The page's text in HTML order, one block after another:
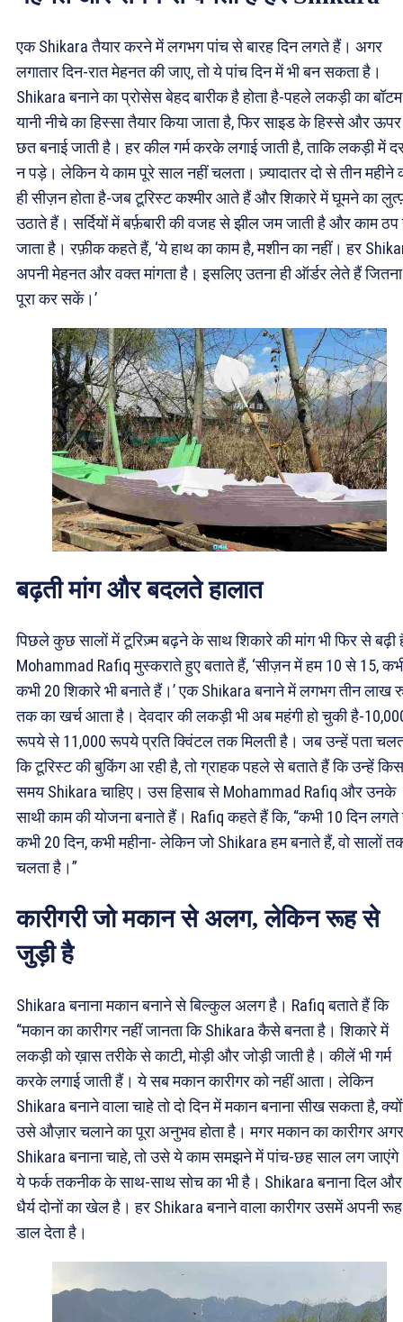
एक Shikara तैयार करने में लगभग पांच से बारह दिन लगते हैं। अगर
लगातार दिन-रात मेहनत की जाए, तो ये पांच दिन में भी बन सकता है।
Shikara बनाने का प्रोसेस बेहद बारीक है होता है-पहले लकड़ी का बॉटम
यानी नीचे का हिस्सा तैयार किया जाता है, फिर साइड के हिस्से और
छत बनाई जाती है। हर कील गर्म करके लगाई जाती है, ताकि लकड़ी में
न पड़े। लेकिन ये काम पूरे साल नहीं चलता। ज़्यादातर दो से तीन महीने
ही सीज़न होता है-जब टूरिस्ट कश्मीर आते हैं और शिकारे में घूमने का
उठाते हैं। सर्दियों में बर्फ़बारी की वजह से झील जम जाती है और काम ठप
जाता है। रफ़ीक कहते हैं, ‘ये हाथ का काम है, मशीन का नहीं। हर
अपनी मेहनत और वक्त मांगता है। इसलिए उतना ही ऑर्डर लेते हैं जितना
पूरा कर सकें।’
बढ़ती मांग और बदलते हालात
पिछले कुछ सालों में टूरिज़्म बढ़ने के साथ शिकारे की मांग भी फिर से बढ़ी
Mohammad Rafiq मुस्कराते हुए बताते हैं, ‘सीज़न में हम 10 से 15,
कभी 20 शिकारे भी बनाते हैं।’ एक Shikara बनाने में लगभग तीन लाख
तक का खर्च आता है। देवदार की लकड़ी भी अब महंगी हो चुकी है-
रूपये से 11,000 रूपये प्रति क्विंटल तक मिलती है। जब उन्हें पता
कि टूरिस्ट की बुकिंग आ रही है, तो ग्राहक पहले से बताते हैं कि उन्हें किस
समय Shikara चाहिए। उस हिसाब से Mohammad Rafiq और उनके
साथी काम की योजना बनाते हैं। Rafiq कहते हैं कि, “कभी 10 दिन लगते
कभी 20 दिन, कभी महीना- लेकिन जो Shikara हम बनाते हैं, वो सालों
चलता है।”
कारीगरी जो मकान से अलग, लेकिन रूह से
जुड़ी है
Shikara बनाना मकान बनाने से बिल्कुल अलग है। Rafiq बताते हैं कि
“मकान का कारीगर नहीं जानता कि Shikara कैसे बनता है। शिकारे में
लकड़ी को ख़ास तरीके से काटी, मोड़ी और जोड़ी जाती है। कीलें भी गर्म
करके लगाई जाती हैं। ये सब मकान कारीगर को नहीं आता। लेकिन
Shikara बनाने वाला चाहे तो दो दिन में मकान बनाना सीख सकता है,
उसे औज़ार चलाने का पूरा अनुभव होता है। मगर मकान का कारीगर अगर
Shikara बनाना चाहे, तो उसे ये काम समझने में पांच-छह साल लग
ये फर्क तकनीक के साथ-साथ सोच का भी है। Shikara बनाना दिल और
धैर्य दोनों का खेल है। हर Shikara बनाने वाला कारीगर उसमें अपनी रूह
डाल देता है।